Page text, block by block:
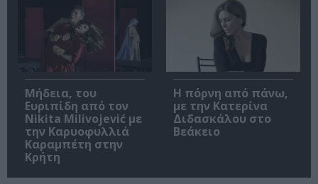
Μήδεια, του
Ευριπίδη από τον
Nikita Milivojević με
την Καρυοφυλλιά
Καραμπέτη στην
Κρήτη
Η πόρνη από πάνω,
με την Κατερίνα
Διδασκάλου στο
Βεάκειο